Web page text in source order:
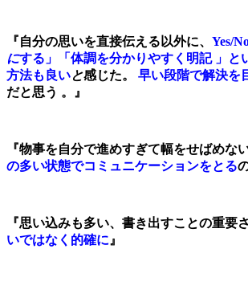
『自分の思いを直接伝える以外に、 Yes/
にする」「体調を分かりやすく明記 」と
方法も良いと感じた。 早い段階で解決を
だと思う 。』
『物事を自分で進めすぎて幅をせばめない
の多い状態でコミュニケーションをとる
『思い込みも多い、書き出すことの重要さ
いではなく的確に 』